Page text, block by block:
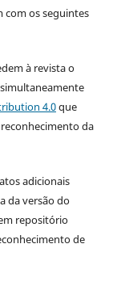
com os seguintes
à revista o
4.0que
da
adicionais
da versão do
repositório
de